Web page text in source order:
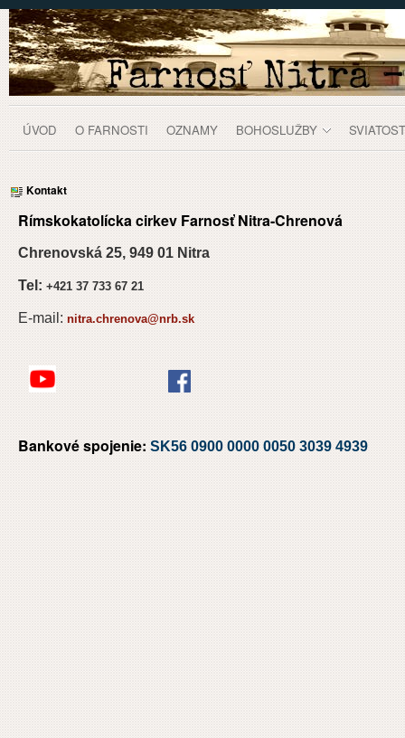
Prejsť k obsahu
Kontakt
ÚVOD O FARNOSTI OZNAMY BOHOSLUŽBY
panely, lišty
Moja KomunitaNitrianska diecéza Dekanát Nitra
Kontakt
Rímskokatolícka cirkev Farnosť Nitra-Chrenová
Chrenovská 25, 949 01 Nitra
Tel: +421 37 733 67 21
E-mail: nitra.chrenova@nrb.sk
Bankové spojenie: SK56 0900 0000 0050 3039 4939